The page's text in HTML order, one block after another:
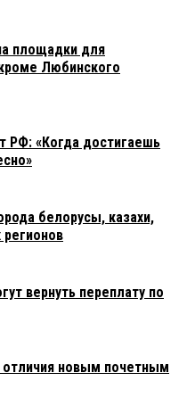
площадки для
Любинского
РФ: «Когда достигаешь
белорусы, казахи,
вернуть переплату по
новым почетным